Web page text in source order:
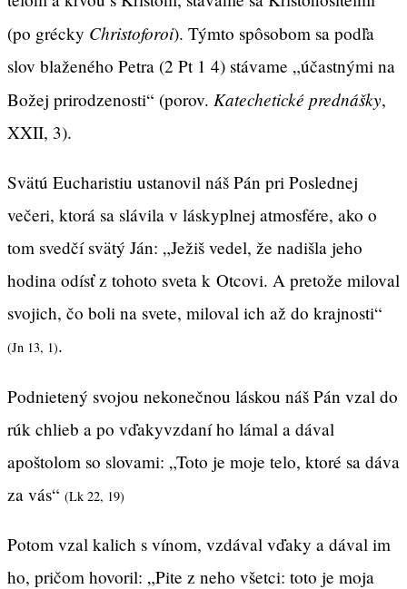
(po grécky Christoforoi). Týmto spôsobom sa podľa
slov blaženého Petra (2 Pt 1 4) stávame „účastnými na
Božej prirodzenosti“ (porov. Katechetické prednášky,
XXII, 3).
Svätú Eucharistiu ustanovil náš Pán pri Poslednej
večeri, ktorá sa slávila v láskyplnej atmosfére, ako o
tom svedčí svätý Ján: „Ježiš vedel, že nadišla jeho
hodina odísť z tohoto sveta k Otcovi. A pretože miloval
svojich, čo boli na svete, miloval ich až do krajnosti“
(Jn 13, 1).
Podnietený svojou nekonečnou láskou náš Pán vzal do
rúk chlieb a po vďakyvzdaní ho lámal a dával
apoštolom so slovami: „Toto je moje telo, ktoré sa dáva
za vás“ (Lk 22, 19)
Potom vzal kalich s vínom, vzdával vďaky a dával im
ho, pričom hovoril: „Pite z neho všetci: toto je moja